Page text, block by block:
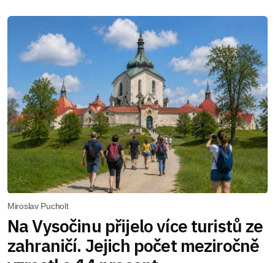
Miroslav Pucholt
Na Vysočinu přijelo více turistů ze
zahraničí. Jejich počet meziročně